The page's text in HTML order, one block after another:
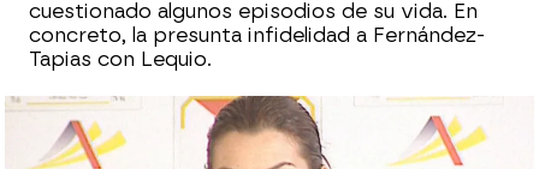
cuestionado algunos episodios de su vida. En
concreto, la presunta infidelidad a Fernández-
Tapias con Lequio.